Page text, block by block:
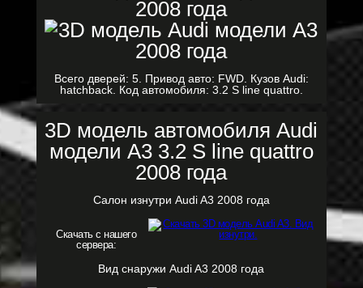
Всего дверей: 5. Привод авто: FWD. Кузов Audi:
hatchback. Код автомобиля: 3.2 S line quattro.
3D модель автомобиля Audi
модели A3 3.2 S line quattro
2008 года
Салон изнутри Audi A3 2008 года
Скачать с нашего
сервера:
Вид снаружи Audi A3 2008 года